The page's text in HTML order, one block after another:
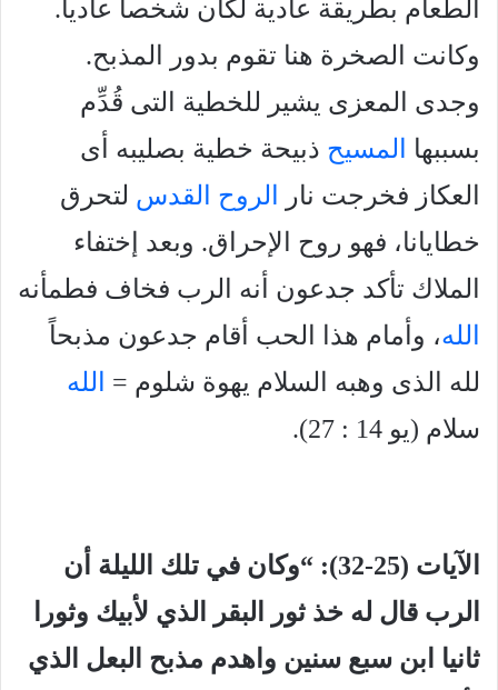
الطعام بطريقة عادية لكان شخصاً عادياً.
وكانت الصخرة هنا تقوم بدور المذبح.
وجدى المعزى يشير للخطية التى قُدِّم
بسببها
المسيح ذبيحة خطية بصليبه أى
العكاز فخرجت نار
الروح القدس لتحرق
خطايانا، فهو روح الإحراق. وبعد إختفاء
الملاك تأكد جدعون أنه الرب فخاف فطمأنه
الله، وأمام هذا الحب أقام جدعون مذبحاً
لله الذى وهبه السلام يهوة شلوم =
الله
سلام (يو 14 : 27).
الآيات (25-32): “وكان في تلك الليلة أن
الرب قال له خذ ثور البقر الذي لأبيك وثورا
ثانيا ابن سبع سنين واهدم مذبح البعل الذي